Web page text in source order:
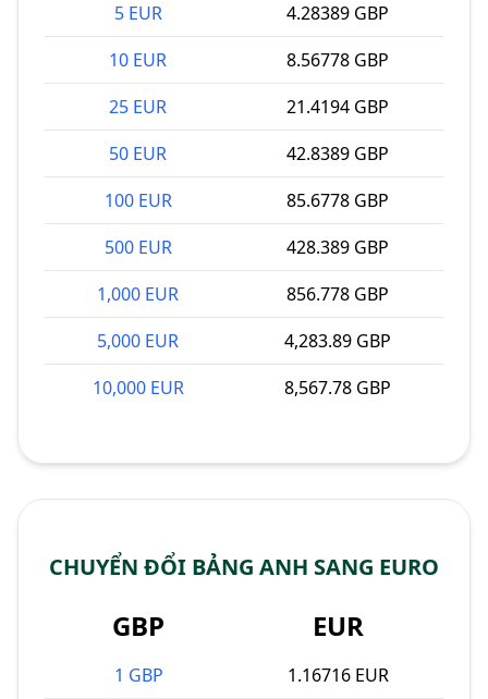
5 EUR
4.28389 GBP
10 EUR
8.56778 GBP
25 EUR
21.4194 GBP
50 EUR
42.8389 GBP
100 EUR
85.6778 GBP
500 EUR
428.389 GBP
1,000 EUR
856.778 GBP
5,000 EUR
4,283.89 GBP
10,000 EUR
8,567.78 GBP
CHUYỂN ĐỔI BẢNG ANH SANG EURO
GBP EUR
1 GBP
1.16716 EUR